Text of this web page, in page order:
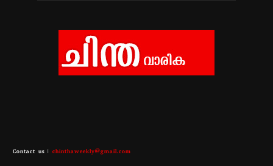
Contact us : chinthaweekly@gmail.com